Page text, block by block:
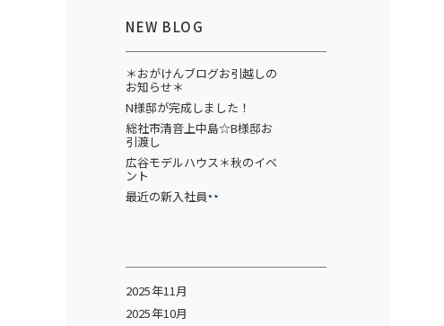
NEW BLOG
＊おがけんブログお引越しの
お知らせ＊
N様邸が完成しました！
総社市清音上中島☆B様邸お
引渡し
広谷モデルハウス＊秋のイベ
ント
最近の新入社員
2025年11月
2025年10月